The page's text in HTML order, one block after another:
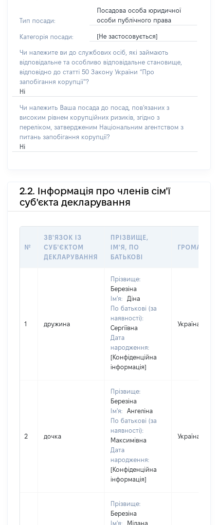
Тип посади:
Посадова особа юридичної
особи публічного права
Категорія посади: [Не застосовується]
Чи належите ви до службових осіб, які займають
відповідальне та особливо відповідальне становище,
відповідно до статті 50 Закону України “Про
запобігання корупції”?
Ні
Чи належить Ваша посада до посад, пов'язаних з
високим рівнем корупційних ризиків, згідно з
переліком, затвердженим Національним агентством з
питань запобігання корупції?
Ні
2.2. Інформація про членів сім'ї
суб'єкта декларування
№
ЗВ'ЯЗОК ІЗ
СУБ'ЄКТОМ
ДЕКЛАРУВАННЯ
ПРІЗВИЩЕ,
ІМ'Я, ПО
БАТЬКОВІ
1 дружина
Прізвище:
Березіна
Ім'я:
Діна
По батькові (за
наявності):
Сергіївна
Дата
народження:
[Конфіденційна
інформація]
Україна
2 дочка
Прізвище:
Березіна
Ім'я:
Ангеліна
По батькові (за
наявності):
Максимівна
Дата
народження:
[Конфіденційна
інформація]
Україна
Прізвище:
Березіна
Ім'я:
Мілана